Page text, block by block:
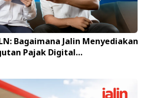
Bagaimana Jalin Menyediakan
Pajak Digital…